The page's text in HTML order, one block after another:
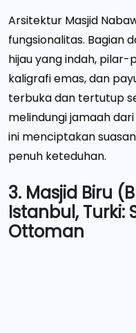
Arsitektur Masjid
fungsionalitas. Bagian
hijau yang indah,
kaligrafi emas, dan
terbuka dan tertutup
melindungi jamaah
ini menciptakan
penuh keteduhan.
3. Masjid Biru
Istanbul, Turki:
Ottoman